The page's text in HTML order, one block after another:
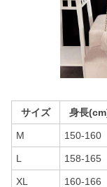
サイズ 身長
M 150-160
L 158-165
XL 160-166